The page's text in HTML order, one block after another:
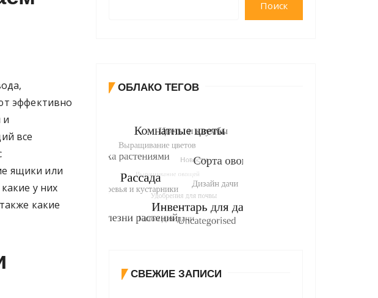
эффективно
и
все
ящики или
у них
какие
Поиск
ОБЛАКО ТЕГОВ
СВЕЖИЕ ЗАПИСИ